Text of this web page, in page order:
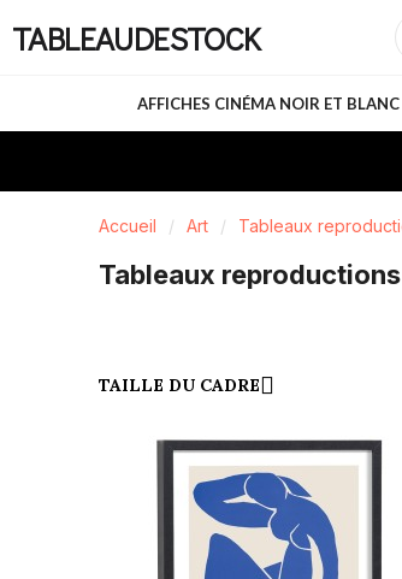
TABLEAUDESTOCK
AFFICHES CINÉMA NOIR ET BLANC
Accueil Art Tableaux
Tableaux
TAILLE DU CADRE